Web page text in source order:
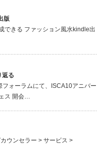
版
できる ファッション風水kindle出
返る
ォーラムにて、ISCA10アニバー
ス 開会…
ウンセラー > サービス >